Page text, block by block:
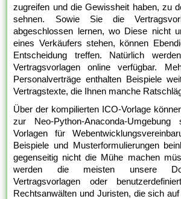
zugreifen und die Gewissheit haben, zu
sehnen. Sowie Sie die
abgeschlossen lernen, wo Diese nicht
eines Verkäufers stehen, können
Entscheidung treffen. Natürlich
Vertragsvorlagen online verfügbar.
Personalverträge enthalten Beispiele
Vertragstexte, die Ihnen manche
Über der kompilierten ICO-Vorlage
zur Neo-Python-Anaconda-
Vorlagen für
Beispiele und Musterformulierungen
gegenseitig nicht die Mühe machen
werden die meisten unsere
Vertragsvorlagen oder
Rechtsanwälten und Juristen, die sich